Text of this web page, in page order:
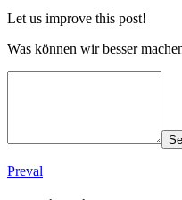
Let us improve this post!
Was können wir besser
Preval